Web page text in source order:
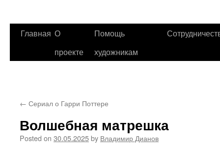
Главная О
проекте
Помощь
художникам
← Сериал о Гарри Поттере
Волшебная матрешка
Posted on 30.05.2025by Владимир Дианов